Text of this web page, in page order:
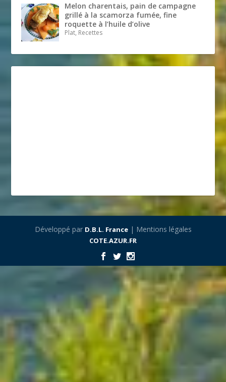
Melon charentais, pain de campagne
grillé à la scamorza fumée, fine
roquette à l’huile d’olive
Plat, Recettes
Développé par D.B.L. France| Mentions légales
COTE.AZUR.FR